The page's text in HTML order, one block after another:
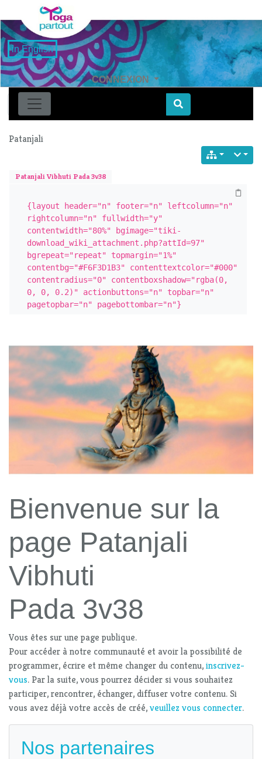
in English
CONNEXION
Find
Patanjali
Patanjali Vibhuti Pada 3v38
{layout header="n" footer="n" leftcolumn="n"
rightcolumn="n" fullwidth="y"
contentwidth="80%" bgimage="tiki-
download_wiki_attachment.php?attId=97"
bgrepeat="repeat" topmargin="1%"
contentbg="#F6F3D1B3" contenttextcolor="#000"
contentradius="0" contentboxshadow="rgba(0,
0, 0, 0.2)" actionbuttons="n" topbar="n"
pagetopbar="n" pagebottombar="n"}
Bienvenue sur la
page Patanjali
Vibhuti
Pada 3v38
Vous êtes sur une page publique.
Pour accéder à notre communauté et avoir la possibilité de
programmer, écrire et même changer du contenu,inscrivez-
vous. Par la suite, vous pourrez décider si vous souhaitez
participer, rencontrer, échanger, diffuser votre contenu. Si
vous avez déjà votre accès de créé,veuillez vous connecter.
Nos partenaires